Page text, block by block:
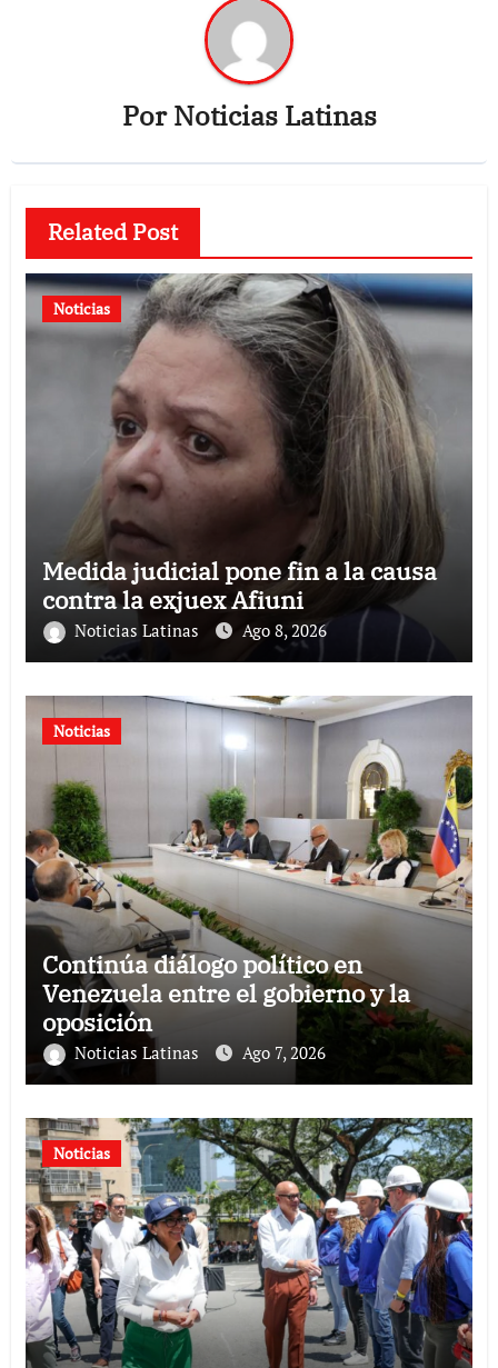
PorNoticias Latinas
Related Post
Noticias
Medida judicial pone fin a la causa
contra la exjuex Afiuni
Noticias Latinas Ago 8, 2026
Noticias
Continúa diálogo político en
Venezuela entre el gobierno y la
oposición
Noticias Latinas Ago 7, 2026
Noticias